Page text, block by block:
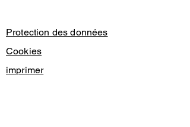
Protection des données
Cookies
imprimer